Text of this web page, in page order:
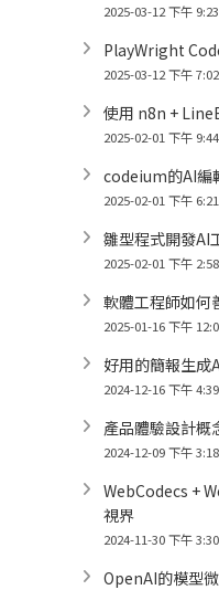
2025-03-12 下午 9:23
PlayWright
2025-03-12 下午 7:02
使用 n8n +
2025-02-01 下午 9:44
codeium的AI
2025-02-01 下午 6:21
雛型程式開發AI
2025-02-01 下午 2:58
軟體工程師如何
2025-01-16 下午
好用的簡報生成
2024-12-16 下午 4:39
產品體驗設計概
2024-12-09 下午 3:18
WebCodecs +
視界
2024-11-30 下午 3:30
OpenAI的模型